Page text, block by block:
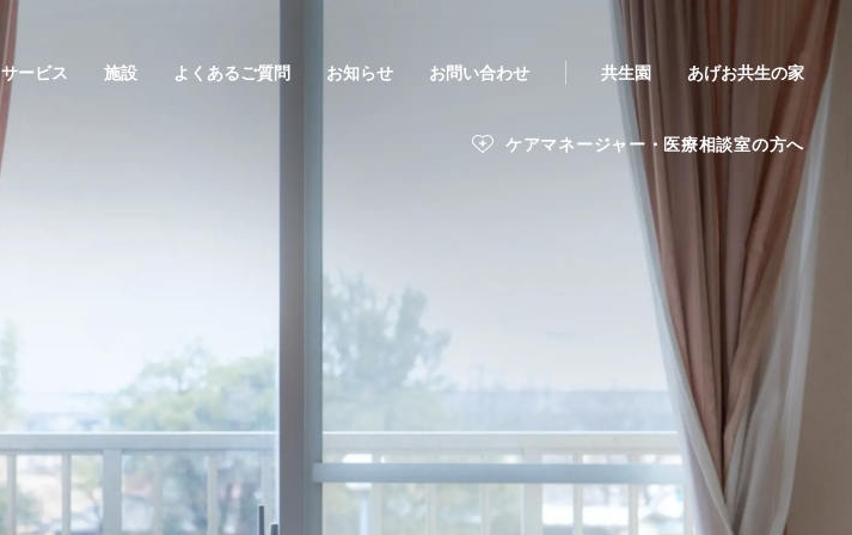
サービス 施設 よくあるご質問 お知らせ お問い合わせ 共生園 あげお共生の家
ケアマネージャー・医療相談室の方へ